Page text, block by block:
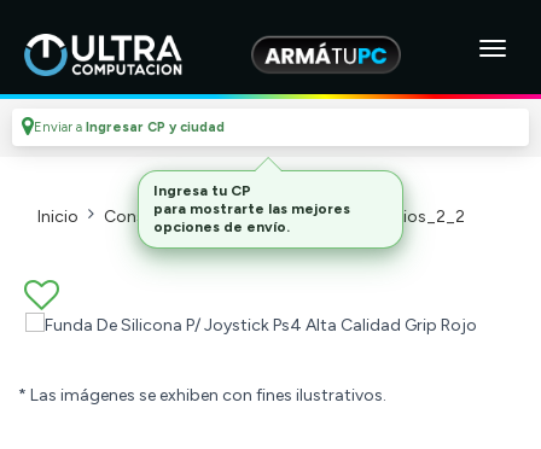
Enviar a Ingresar CP y ciudad
Inicio Consolas Y Videojuegos_2 Accesorios_2_2
* Las imágenes se exhiben con fines ilustrativos.